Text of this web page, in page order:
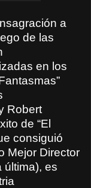
a
de las
en los
Robert
de “El
consiguió
Mejor Director
última), es